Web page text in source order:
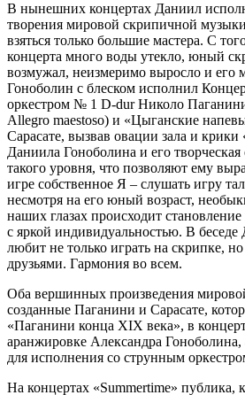
В нынешних концертах Даниил
творения мировой скрипичной
взяться только большие мастера. С
концерта много воды утекло, юный
возмужал, неизмеримо выросло и его
Гоноболин с блеском исполнил
оркестром № 1 D-dur Николо
Allegro maestoso) и «Цыганские
Сарасате, вызвав овации зала и
Даниила Гоноболина и его творческая
такого уровня, что позволяют ему
игре собственное Я – слушать игру
несмотря на его юный возраст,
наших глазах происходит
с яркой индивидуальностью. В беседе
любит не только играть на скрипке,
друзьями. Гармония во всем.
Оба вершинных произведения
созданные Паганини и Сарасате,
«Паганини конца XIX века», в
аранжировке Александра
для исполнения со струнным
На концертах «Summertime» публика,